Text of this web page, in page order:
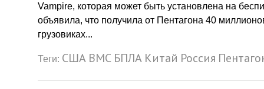
Vampire, которая может быть установлена ​​на
объявила, что получила от Пентагона 40
грузовиках...
Теги: США ВМС БПЛА Китай Россия